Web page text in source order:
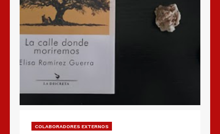
COLABORADORES EXTERNOS